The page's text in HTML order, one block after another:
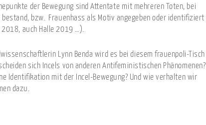
der Bewegung sind Attentate mit mehreren Toten, bei
bestand, bzw. Frauenhass als Motiv angegeben oder identifiziert
2018, auch Halle 2019 …).
Lynn Benda wird es bei diesem frauenpoli-Tisch
sich Incels von anderen Antifeministischen Phänomenen?
Identifikation mit der Incel-Bewegung? Und wie verhalten wir
dazu.